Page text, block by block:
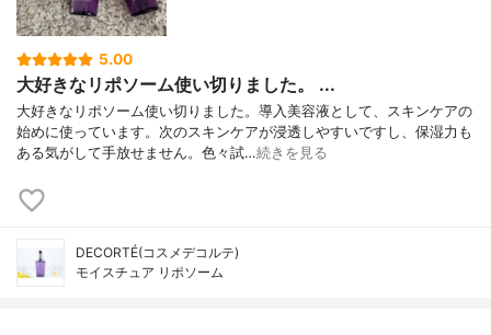
5.00
大好きなリポソーム使い切りました。 ...
大好きなリポソーム使い切りました。導入美容液として、スキンケアの
始めに使っています。次のスキンケアが浸透しやすいですし、保湿力も
ある気がして手放せません。色々試…続きを見る
DECORTÉ(コスメデコルテ)
モイスチュア リポソーム